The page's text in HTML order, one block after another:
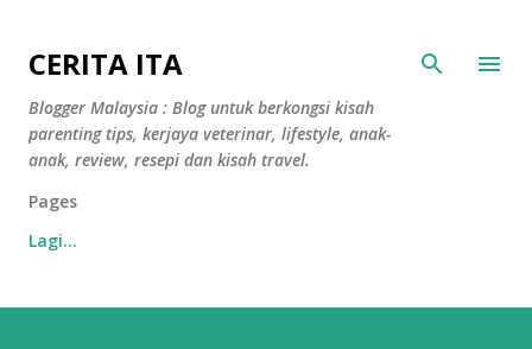
CERITA ITA
Blogger Malaysia : Blog untuk berkongsi kisah
parenting tips, kerjaya veterinar, lifestyle, anak-
anak, review, resepi dan kisah travel.
Pages
Lagi…